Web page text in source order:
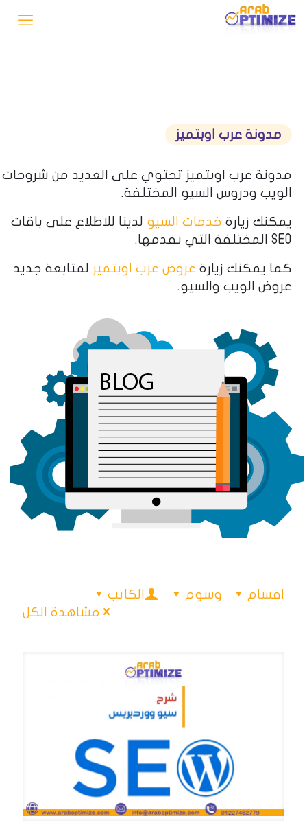
مدونة عرب اوبتميز
مدونة عرب اوبتميز تحتوي على العديد من شروحات
الويب ودروس السيو المختلفة.
يمكنك زيارة خدمات السيو لدينا للاطلاع على باقات
SEO المختلفة التي نقدمها.
كما يمكنك زيارة عروض عرب اوبتميز لمتابعة جديد
عروض الويب والسيو.
اقسام وسوم
الكاتب
مشاهدة الكل